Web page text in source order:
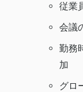
従業
会議
勤務
加
グロ